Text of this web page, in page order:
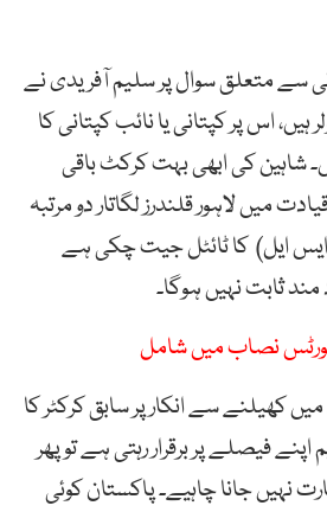
سے متعلق سوال پر سلیم آفریدی نے
ہیں، اس پر کپتانی یا نائب کپتانی کا
شاہین کی ابھی بہت کرکٹ باقی
میں لاہور قلندرز لگاتار دو مرتبہ
ایل) کا ٹائٹل جیت چکی ہے
ثابت نہیں ہوگا۔
نصاب میں شامل
کھیلنے سے انکار پر سابق کرکٹر کا
اپنے فیصلے پر برقرار رہتی ہے تو پھر
نہیں جانا چاہیے۔ پاکستان کوئی